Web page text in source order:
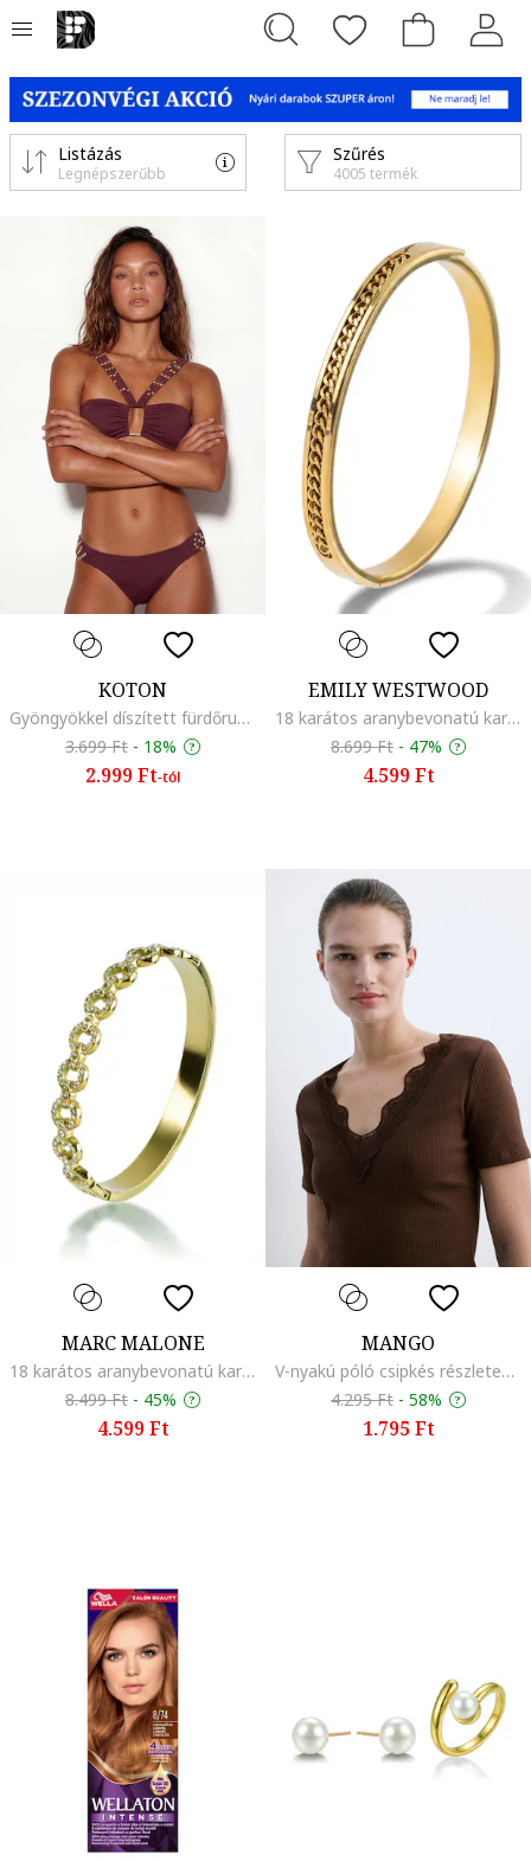
Szűrés
4005 termék
Listázás
Legnépszerűbb
KOTON
Gyöngyökkel díszített fürdőruhafelső kivágással, Bordó
3.699 Ft - 18%
2.999 Ft-tól
EMILY WESTWOOD
18 karátos aranybevonatú karperec, Aranyszín
8.699 Ft - 47%
4.599 Ft
MARC MALONE
18 karátos aranybevonatú karkötő, Aranyszín
8.499 Ft - 45%
4.599 Ft
MANGO
V-nyakú póló csipkés részletekkel, Barna
4.295 Ft - 58%
1.795 Ft